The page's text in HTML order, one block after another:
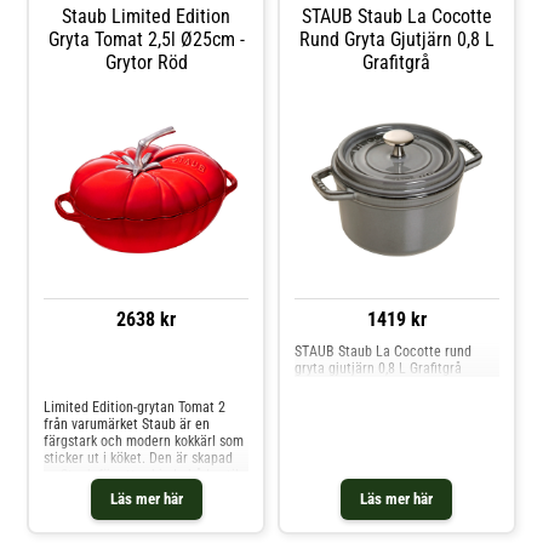
Tillverkad av gjutjärn.- Särskild,
slitstark emalj.- Finns i flera
varianter.- Tungt, tätslutande
lock.- Exceptionell
diskmaskin.- Ugnsfast. Shoppa
Grytor och mer Pannor & Kokkärl
hos Royal Design.
Staub Limited Edition
Gryta Tomat 2,5l Ø25cm -
Grytor Röd
2638 kr
Läs mer här
Limited Edition-grytan Tomat 2
från varumärket Staub är en
färgstark och modern kokkärl som
sticker ut i köket. Den är skapad
av Staub för att erbjuda både stil
och funktion i ditt kök Fakta om
grytan: Tillverkad av slitstarkt
gjutjärn för jämn värmefördelning.
STAUB Staub La Cocotte
Rund Gryta Gjutjärn 0,8 L
Grafitgrå
1419 kr
Läs mer här
STAUB Staub La Cocotte rund
gryta gjutjärn 0,8 L Grafitgrå